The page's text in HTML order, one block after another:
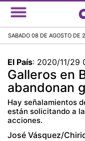
SABADO 08 DE AGOSTO DE
El País: 2020/11/29
Galleros en
abandonan
Hay señalamientos
están solicitando a
acciones.
José Vásquez/